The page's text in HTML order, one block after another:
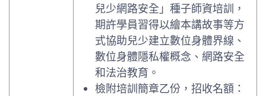
兒少網路安全」種子師資培訓，
期許學員習得以繪本講故事等方
式協助兒少建立數位身體界線、
數位身體隱私權概念、網路安全
和法治教育。
檢附培訓簡章乙份，招收名額：